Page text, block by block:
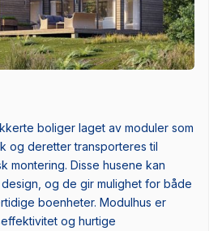
boliger laget av moduler som
og deretter transporteres til
montering. Disse husene kan
og de gir mulighet for både
boenheter. Modulhus er
og hurtige